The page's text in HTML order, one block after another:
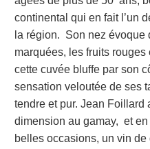
continental qui en fait l’un
la région. Son nez évoque
marquées, les fruits
cette cuvée bluffe par son
sensation veloutée de ses
tendre et pur. Jean
dimension au gamay, et
belles occasions, un vin